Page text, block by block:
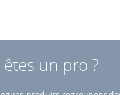
êtes un pro ?